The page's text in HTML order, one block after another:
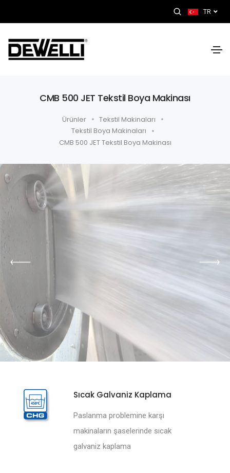
TR
CMB 500 JET Tekstil Boya Makinası
Ürünler
Tekstil Makinaları
Tekstil Boya Makinaları
CMB 500 JET Tekstil Boya Makinası
Sıcak Galvaniz Kaplama
Paslanma problemine karşı
makinaların şaselerinde sıcak
galvaniz kaplama